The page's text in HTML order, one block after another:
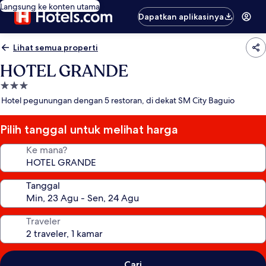
Langsung ke konten utama
Dapatkan aplikasinya
Lihat semua properti
HOTEL GRANDE
Properti
bintang
Hotel pegunungan dengan 5 restoran, di dekat SM City Baguio
Pilih tanggal untuk melihat harga
Ke mana?
Tanggal
Traveler